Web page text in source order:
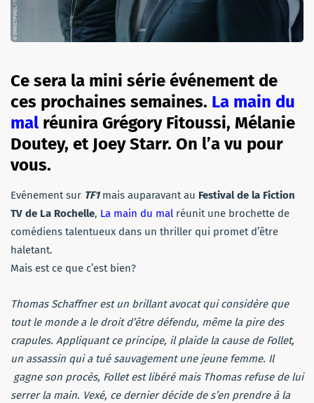
Ce sera la mini série événement de
ces prochaines semaines. La main du
mal réunira Grégory Fitoussi, Mélanie
Doutey, et Joey Starr. On l’a vu pour
vous.
Evénement sur TF1mais auparavant au Festival de la Fiction
TV de La Rochelle, La main du mal réunit une brochette de
comédiens talentueux dans un thriller qui promet d’être
haletant.
Mais est ce que c’est bien?
Thomas Schaffner est un brillant avocat qui considère que
tout le monde a le droit d’être défendu, même la pire des
crapules. Appliquant ce principe, il plaide la cause de Follet,
un assassin qui a tué sauvagement une jeune femme. Il
gagne son procès, Follet est libéré mais Thomas refuse de lui
serrer la main. Vexé, ce dernier décide de s’en prendre à la